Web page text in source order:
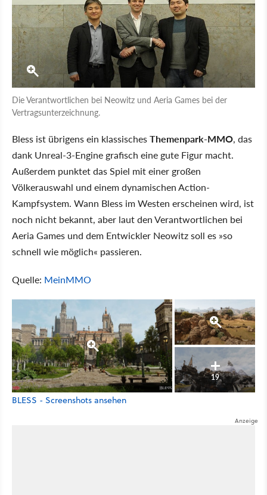
Die Verantwortlichen bei Neowitz und Aeria Games bei der
Vertragsunterzeichnung.
Bless ist übrigens ein klassischesThemenpark-MMO, das
dank Unreal-3-Engine grafisch eine gute Figur macht.
Außerdem punktet das Spiel mit einer großen
Völkerauswahl und einem dynamischen Action-
Kampfsystem. Wann Bless im Westen erscheinen wird, ist
noch nicht bekannt, aber laut den Verantwortlichen bei
Aeria Games und dem Entwickler Neowitz soll es »so
schnell wie möglich« passieren.
Quelle: MeinMMO
19
BLESS - Screenshots ansehen